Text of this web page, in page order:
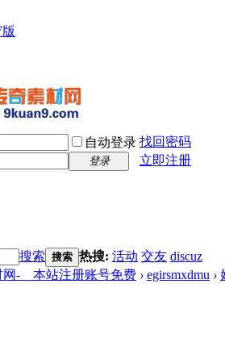
自动登录 找回密码
登录
立即注册
搜索 搜索 热搜: 活动 交友 discuz
-＿本站注册账号免费 › egirsmxdmu ›